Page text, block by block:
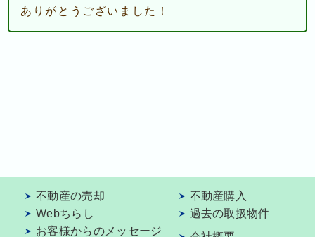
ありがとうございました！
不動産の売却
Webちらし
お客様からのメッセージ
不動産購入
過去の取扱物件